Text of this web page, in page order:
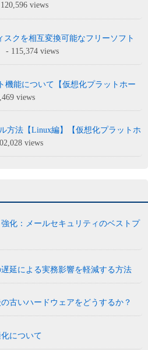
views
スクを相互変換可能なフリーソフト
- 115,374 views
機能について【仮想化プラットホー
views
方法【Linux編】【仮想化プラットホ
views
化：メールセキュリティのベストプ
延による実務影響を軽減する方法
古いハードウェアをどうするか？
について